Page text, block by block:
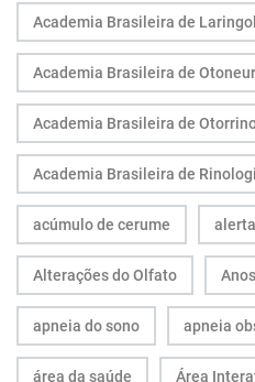
Academia Brasileira de
Academia Brasileira de
Academia Brasileira de
Academia Brasileira de
acúmulo de cerume
Alterações do Olfato
apneia do sono apneia
área da saúde Área